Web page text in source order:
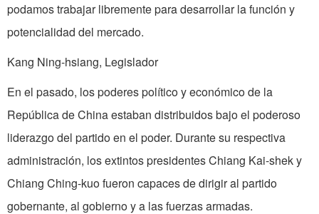
podamos trabajar libremente para desarrollar la función y
potencialidad del mercado.
Kang Ning-hsiang, Legislador
En el pasado, los poderes político y económico de la
República de China estaban distribuidos bajo el poderoso
liderazgo del partido en el poder. Durante su respectiva
administración, los extintos presidentes Chiang Kai-shek y
Chiang Ching-kuo fueron capaces de dirigir al partido
gobernante, al gobierno y a las fuerzas armadas.